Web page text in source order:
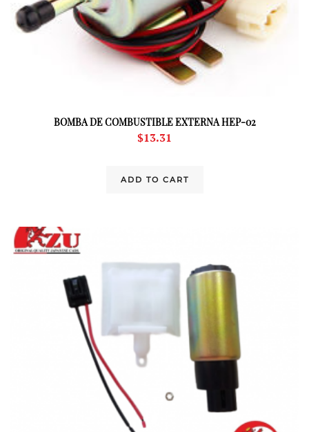
BOMBA DE COMBUSTIBLE EXTERNA HEP-02
$13.31
ADD TO CART